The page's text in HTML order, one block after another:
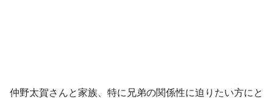
仲野太賀さんと家族、特に兄弟の関係性に迫りたい方にと